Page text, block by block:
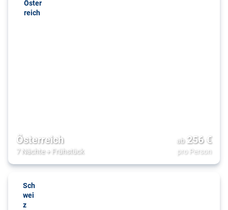
Öster
reich
Österreich
7 Nächte+ Frühstück
ab 256€
pro Person
Sch
wei
z